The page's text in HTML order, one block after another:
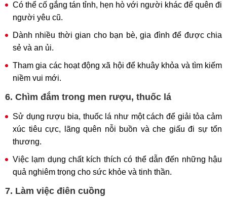
Có thể cố gắng tán tỉnh, hẹn hò với người khác để quên đi
người yêu cũ.
Dành nhiều thời gian cho bạn bè, gia đình để được chia
sẻ và an ủi.
Tham gia các hoạt động xã hội để khuây khỏa và tìm kiếm
niềm vui mới.
6. Chìm đắm trong men rượu, thuốc lá
Sử dụng rượu bia, thuốc lá như một cách để giải tỏa cảm
xúc tiêu cực, lãng quên nỗi buồn và che giấu đi sự tổn
thương.
Việc lạm dụng chất kích thích có thể dẫn đến những hậu
quả nghiêm trọng cho sức khỏe và tinh thần.
7. Làm việc điên cuồng